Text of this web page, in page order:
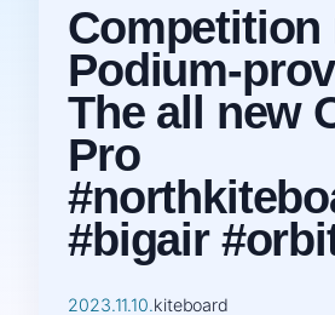
Competition
Podium-
The all new
Pro
#bigair
2023.11.10.kiteboard